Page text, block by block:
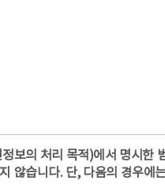
보의 처리 목적)에서 명시한
않습니다. 단, 다음의 경우에